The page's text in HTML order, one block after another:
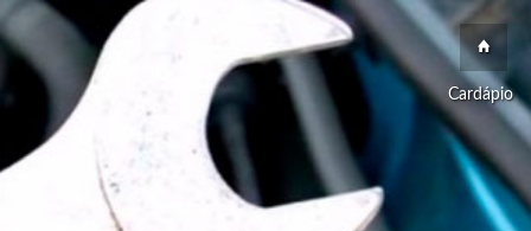
Cardápio